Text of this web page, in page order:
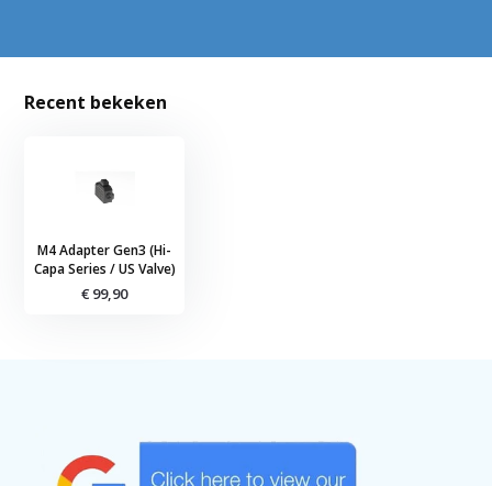
Recent bekeken
M4 Adapter Gen3 (Hi-
Capa Series / US Valve)
€ 99,90